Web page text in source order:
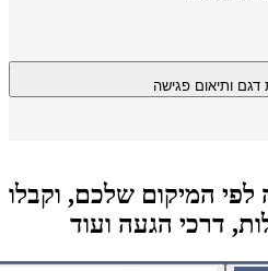
ותיאום פגישה
המיקום שלכם, וקבלו
דרכי הגעה ועוד